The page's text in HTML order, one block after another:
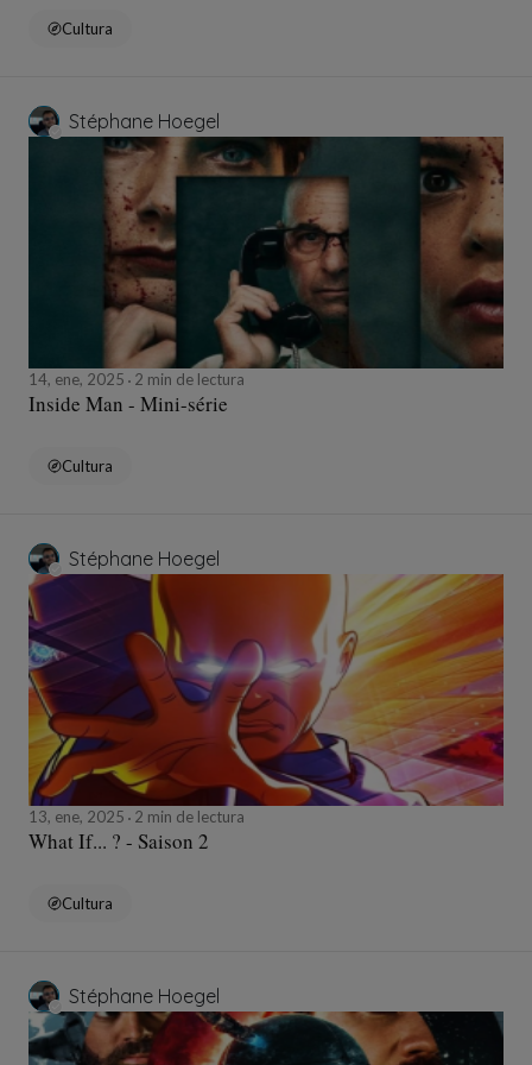
Cultura
Stéphane Hoegel
14, ene, 2025 2 min de lectura
Inside Man - Mini-série
Cultura
Stéphane Hoegel
13, ene, 2025 2 min de lectura
What If... ? - Saison 2
Cultura
Stéphane Hoegel